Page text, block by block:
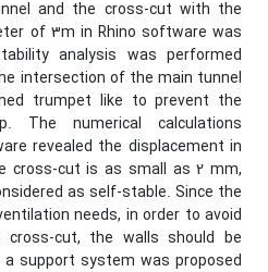
and the cross-cut with the
of 3m in Rhino software was
analysis was performed
intersection of the main tunnel
trumpet like to prevent the
The numerical calculations
revealed the displacement in
cross-cut is as small as 2 mm,
as self-stable. Since the
needs, in order to avoid
cut, the walls should be
support system was proposed